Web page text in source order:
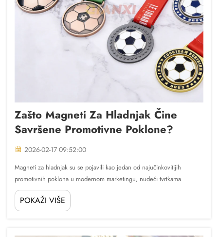
Zašto Magneti Za Hladnjak Čine
Savršene Promotivne Poklone?
2026-02-17 09:52:00
Magneti za hladnjak su se pojavili kao jedan od najučinkovitijih
promotivnih poklona u modernom marketingu, nudeći tvrtkama
jedinstvenu kombinaciju praktičnosti, vidljivosti i pristupačnosti. Za
razliku od tradicionalnih promotivnih predmeta koji često završavaju...
POKAŽI VIŠE